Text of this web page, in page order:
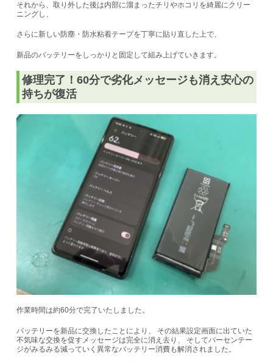
それから、取り外した後は内部に溜まったチリやホコリを綺麗にクリー
ニングし、
さらに新しい防塵・防水粘着テープを丁寧に貼り直した上で、
新品のバッテリーをしっかりと固定して組み上げていきます。
修理完了！60分で劣化メッセージも消え安心の
持ちが復活
作業時間は約60分で完了いたしました。
バッテリーを新品に交換したことにより、 その結果設定画面に出ていた
不気味な交換を促すメッセージは完全に消え去り、 そしてパーセンテー
ジがみるみる減っていく異常なバッテリー消費も解消されました。